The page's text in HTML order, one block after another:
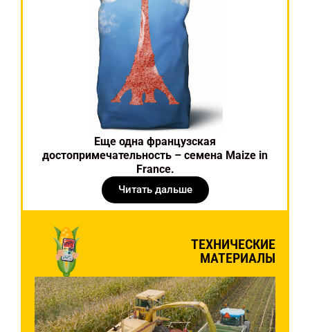
Еще одна французская
достопримечательность – семена Maize in
France.
Читать дальше
ТЕХНИЧЕСКИЕ
МАТЕРИАЛЫ